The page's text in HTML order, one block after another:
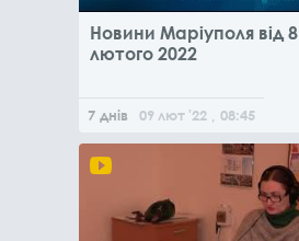
Новини Маріуполя від 8
лютого 2022
7 днів 09 лют '22 , 08:45